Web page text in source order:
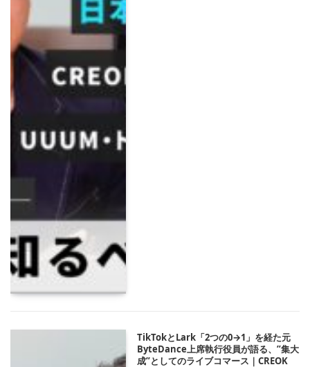
TikTokとLark「2つの0→1」を経た元
ByteDance上席執行役員が語る、”集大
成”としてのライブコマース｜CREOK